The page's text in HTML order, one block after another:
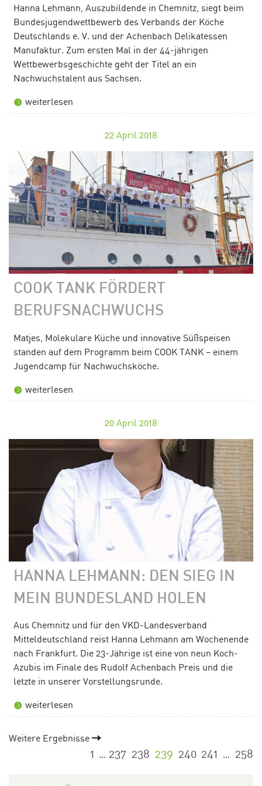
Hanna Lehmann, Auszubildende in Chemnitz, siegt beim
Bundesjugendwettbewerb des Verbands der Köche
Deutschlands e. V. und der Achenbach Delikatessen
Manufaktur. Zum ersten Mal in der 44-jährigen
Wettbewerbsgeschichte geht der Titel an ein
Nachwuchstalent aus Sachsen.
weiterlesen
22 April 2018
COOK TANK FÖRDERT
BERUFSNACHWUCHS
Matjes, Molekulare Küche und innovative Süßspeisen
standen auf dem Programm beim COOK TANK – einem
Jugendcamp für Nachwuchsköche.
weiterlesen
20 April 2018
HANNA LEHMANN: DEN SIEG IN
MEIN BUNDESLAND HOLEN
Aus Chemnitz und für den VKD-Landesverband
Mitteldeutschland reist Hanna Lehmann am Wochenende
nach Frankfurt. Die 23-Jährige ist eine von neun Koch-
Azubis im Finale des Rudolf Achenbach Preis und die
letzte in unserer Vorstellungsrunde.
weiterlesen
Weitere Ergebnisse
1 … 237 238 239 240 241 … 258